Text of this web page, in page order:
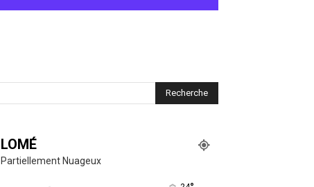
LOMÉ
Partiellement Nuageux